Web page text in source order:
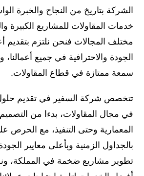
الشركة بتاريخ من النجاح والخبرة
خدمات المقاولات للمشاريع الكبيرة
مختلف المجالات فنحن نلتزم بتقديم
الجودة والاحترافية في جميع
سمعة ممتازة في قطاع المقاولات.
تتخصص شركة السفير في تقديم
في مجال المقاولات، بدءا من
المعمارية وحتى التنفيذ، مع الحرص
بالجداول الزمنية وبأعلى معايير
تطوير مشاريع ضخمة في المملكة،